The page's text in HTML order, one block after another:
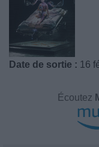
Date de sortie : 16
Écoutez